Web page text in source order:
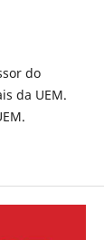
do
da UEM.